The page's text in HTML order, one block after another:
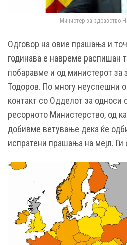
Министер за здравство
Одговор на овие прашања и
годинава е навреме распишан
побаравме и од министерот за
Тодоров. По многу неуспешни
контакт со Одделот за односи
ресорното Министерство, од
добивме ветување дека ќе
испратени прашања на мејл. Ги